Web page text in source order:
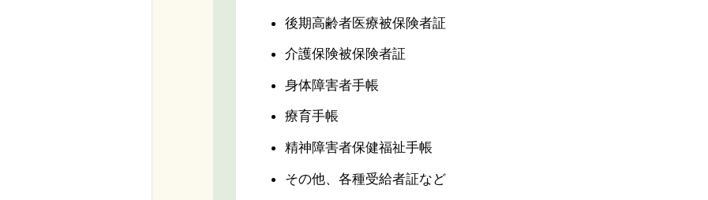
後期高齢者医療被保険者証
介護保険被保険者証
身体障害者手帳
療育手帳
精神障害者保健福祉手帳
その他、各種受給者証など